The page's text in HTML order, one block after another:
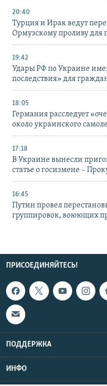
20:40
Турция и Ирак ведут
Ормузскому проливу для
19:42
Удары РФ по Украине
последствия» для
18:05
Германия расследует
около украинского
17:18
В Украине вынесли
статье о госизмене –
16:45
Путин провел
группировок, воюющих
ПРИСОЕДИНЯЙТЕСЬ!
ПОДДЕРЖКА
ИНФО